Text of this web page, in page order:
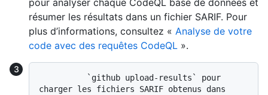
pour analyser chaque CodeQL base de données et
résumer les résultats dans un fichier SARIF. Pour
plus d’informations, consultez « Analyse de votre
code avec des requêtes CodeQL ».
charger les fichiers SARIF obtenus dans